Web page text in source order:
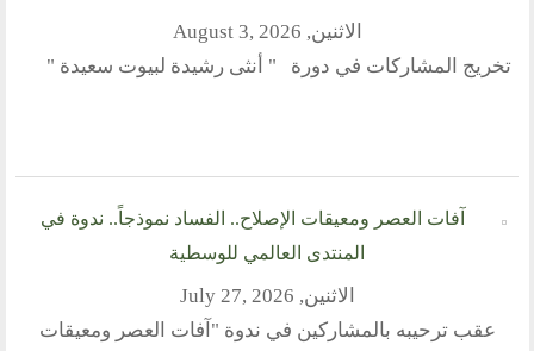
تطلعاتنا
الحوار في القران الكريم
الحوار في السيرة
الاثنين, August 3, 2026
تخريج المشاركات في دورة " أنثى رشيدة لبيوت سعيدة "
آفات العصر ومعيقات الإصلاح.. الفساد نموذجاً.. ندوة في
المنتدى العالمي للوسطية
الاثنين, July 27, 2026
عقب ترحيبه بالمشاركين في ندوة "آفات العصر ومعيقات